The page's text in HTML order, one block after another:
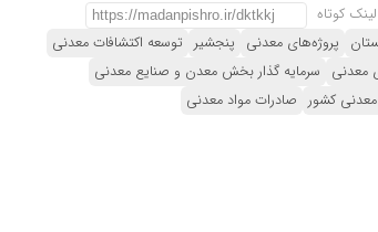
لینک کوتاه
پروژه‌های معدنی پنجشیر توسعه اکتشافات معدنی
معدنی سرمایه گذار بخش معدن و صنایع معدنی
کشور صادرات مواد معدنی